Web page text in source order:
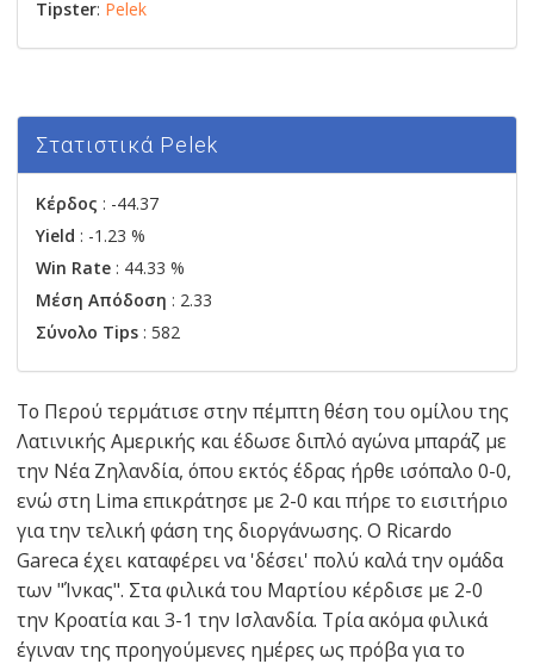
Tipster: Pelek
Στατιστικά Pelek
Κέρδος : -44.37
Yield : -1.23 %
Win Rate : 44.33 %
Μέση Απόδοση : 2.33
Σύνολο Tips : 582
Το Περού τερμάτισε στην πέμπτη θέση του ομίλου της
Λατινικής Αμερικής και έδωσε διπλό αγώνα μπαράζ με
την Νέα Ζηλανδία, όπου εκτός έδρας ήρθε ισόπαλο 0-0,
ενώ στη Lima επικράτησε με 2-0 και πήρε το εισιτήριο
για την τελική φάση της διοργάνωσης. Ο Ricardo
Gareca έχει καταφέρει να 'δέσει' πολύ καλά την ομάδα
των "Ίνκας". Στα φιλικά του Μαρτίου κέρδισε με 2-0
την Κροατία και 3-1 την Ισλανδία. Τρία ακόμα φιλικά
έγιναν της προηγούμενες ημέρες ως πρόβα για το